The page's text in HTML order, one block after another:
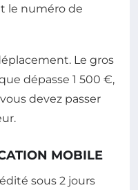
le numéro de
Le gros
dépasse 1 500 €,
devez passer
MOBILE
sous 2 jours